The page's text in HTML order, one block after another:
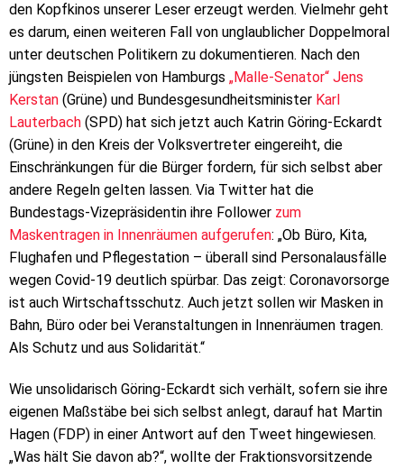
den Kopfkinos unserer Leser erzeugt werden. Vielmehr geht
es darum, einen weiteren Fall von unglaublicher Doppelmoral
unter deutschen Politikern zu dokumentieren. Nach den
jüngsten Beispielen von Hamburgs „Malle-Senator“ Jens
Kerstan (Grüne) und Bundesgesundheitsminister Karl
Lauterbach (SPD) hat sich jetzt auch Katrin Göring-Eckardt
(Grüne) in den Kreis der Volksvertreter eingereiht, die
Einschränkungen für die Bürger fordern, für sich selbst aber
andere Regeln gelten lassen. Via Twitter hat die
Bundestags-Vizepräsidentin ihre Follower zum
Maskentragen in Innenräumen aufgerufen: „Ob Büro, Kita,
Flughafen und Pflegestation – überall sind Personalausfälle
wegen Covid-19 deutlich spürbar. Das zeigt: Coronavorsorge
ist auch Wirtschaftsschutz. Auch jetzt sollen wir Masken in
Bahn, Büro oder bei Veranstaltungen in Innenräumen tragen.
Als Schutz und aus Solidarität.“
Wie unsolidarisch Göring-Eckardt sich verhält, sofern sie ihre
eigenen Maßstäbe bei sich selbst anlegt, darauf hat Martin
Hagen (FDP) in einer Antwort auf den Tweet hingewiesen.
„Was hält Sie davon ab?“, wollte der Fraktionsvorsitzende